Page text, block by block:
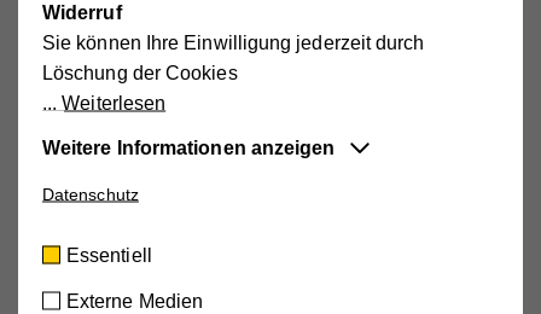
des Gehirns sowie hilfreichen Tipps für (pflegende)
Angehörige von Menschen mit Demenz.
www.gesundheit.gv.at
www.alzheimer-selbsthilfe.at
Widerruf
Sie können Ihre Einwilligung jederzeit durch
Löschung der Cookies
Weiterlesen
Essentiell
zugrundeliegenden Vorgänge wichtig und
unterstützen wichtige Funktionen wie den
Weitere Informationen anzeigen
Datenschutz
Essentiell
Externe Medien